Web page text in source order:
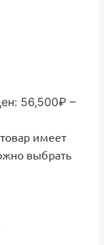
56,500₽ –
имеет
выбрать